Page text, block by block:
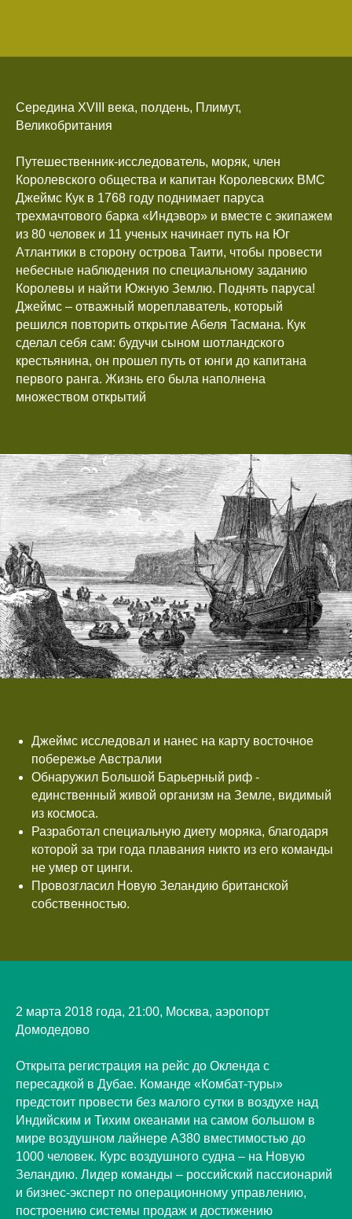
Середина XVIII века, полдень, Плимут,
Великобритания
Путешественник-исследователь, моряк, член
Королевского общества и капитан Королевских ВМС
Джеймс Кук в 1768 году поднимает паруса
трехмачтового барка «Индэвор» и вместе с экипажем
из 80 человек и 11 ученых начинает путь на Юг
Атлантики в сторону острова Таити, чтобы провести
небесные наблюдения по специальному заданию
Королевы и найти Южную Землю. Поднять паруса!
Джеймс – отважный мореплаватель, который
решился повторить открытие Абеля Тасмана. Кук
сделал себя сам: будучи сыном шотландского
крестьянина, он прошел путь от юнги до капитана
первого ранга. Жизнь его была наполнена
множеством открытий
Джеймс исследовал и нанес на карту восточное
побережье Австралии
Обнаружил Большой Барьерный риф -
единственный живой организм на Земле, видимый
из космоса.
Разработал специальную диету моряка, благодаря
которой за три года плавания никто из его команды
не умер от цинги.
Провозгласил Новую Зеландию британской
собственностью.
2 марта 2018 года, 21:00, Москва, аэропорт
Домодедово
Открыта регистрация на рейс до Окленда с
пересадкой в Дубае. Команде «Комбат-туры»
предстоит провести без малого сутки в воздухе над
Индийским и Тихим океанами на самом большом в
мире воздушном лайнере А380 вместимостью до
1000 человек. Курс воздушного судна – на Новую
Зеландию. Лидер команды – российский пассионарий
и бизнес-эксперт по операционному управлению,
построению системы продаж и достижению